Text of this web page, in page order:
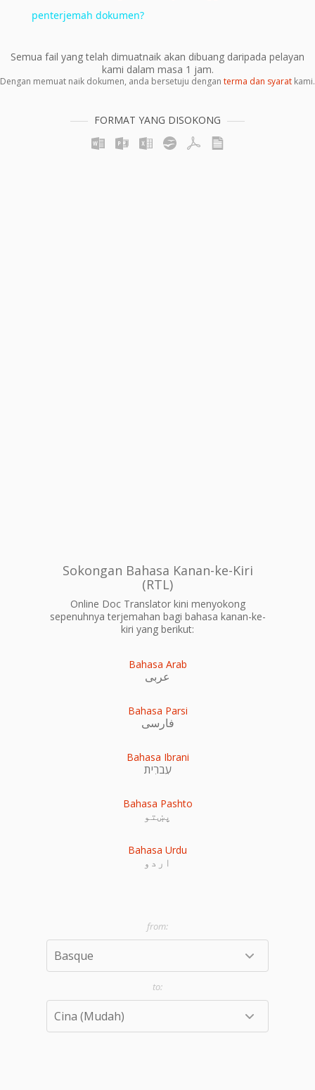
penterjemah dokumen?
Semua fail yang telah dimuatnaik akan dibuang daripada pelayan
kami dalam masa 1 jam.
Dengan memuat naik dokumen, anda bersetuju dengan terma dan syarat kami.
FORMAT YANG DISOKONG
Sokongan Bahasa Kanan-ke-Kiri
(RTL)
Online Doc Translator kini menyokong
sepenuhnya terjemahan bagi bahasa kanan-ke-
kiri yang berikut:
Bahasa Arab
عربى
Bahasa Parsi
فارسی
Bahasa Ibrani
עִברִית
Bahasa Pashto
پښتو
Bahasa Urdu
اردو